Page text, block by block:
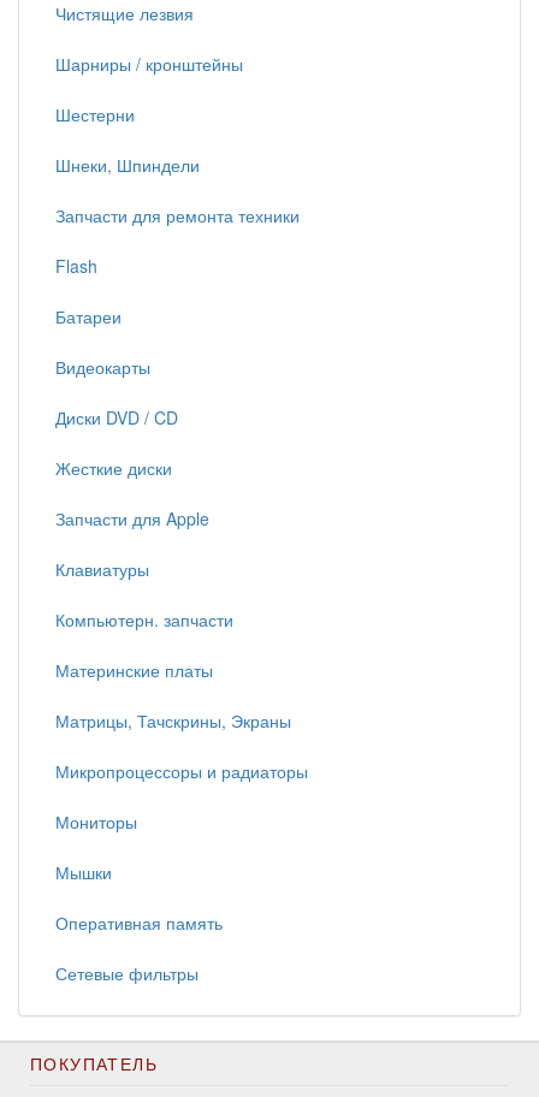
Чистящие лезвия
Шарниры / кронштейны
Шестерни
Шнеки, Шпиндели
Запчасти для ремонта техники
Flash
Батареи
Видеокарты
Диски DVD / CD
Жесткие диски
Запчасти для Apple
Клавиатуры
Компьютерн. запчасти
Материнские платы
Матрицы, Тачскрины, Экраны
Микропроцессоры и радиаторы
Мониторы
Мышки
Оперативная память
Сетевые фильтры
ПОКУПАТЕЛЬ